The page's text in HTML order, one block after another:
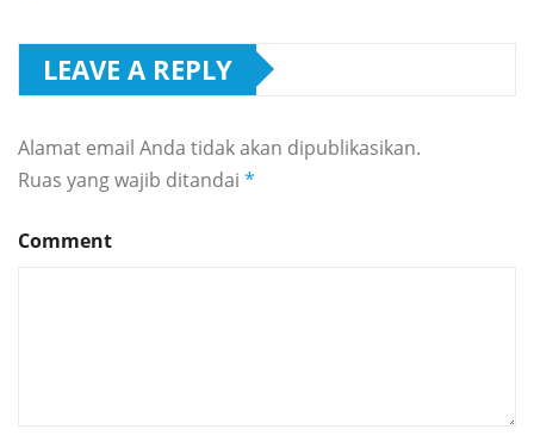
LEAVE A REPLY
Alamat email Anda tidak akan dipublikasikan.
Ruas yang wajib ditandai *
Comment